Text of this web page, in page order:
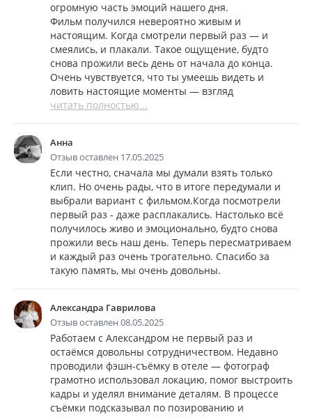
огромную часть эмоций нашего дня.
Фильм получился невероятно живым и
настоящим. Когда смотрели первый раз — и
смеялись, и плакали. Такое ощущение, будто
снова прожили весь день от начала до конца.
Очень чувствуется, что ты умеешь видеть и
ловить настоящие моменты — взгляд
читать полностью...
Анна
Отзыв оставлен 17.05.2025
Если честно, сначала мы думали взять только
клип. Но очень рады, что в итоге передумали и
выбрали вариант с фильмом.Когда посмотрели
первый раз - даже расплакались. Настолько всё
получилось живо и эмоционально, будто снова
прожили весь наш день. Теперь пересматриваем
и каждый раз очень трогательно. Спасибо за
такую память, мы очень довольны.
Александра Гаврилова
Отзыв оставлен 08.05.2025
Работаем с Александром не первый раз и
остаёмся довольны сотрудничеством. Недавно
проводили фэшн-съёмку в отеле — фотограф
грамотно использовал локацию, помог выстроить
кадры и уделял внимание деталям. В процессе
съёмки подсказывал по позированию и